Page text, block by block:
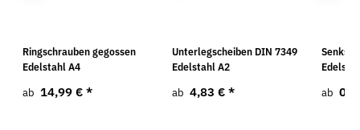
Ringschrauben gegossen
Edelstahl A4
ab 14,99 € *
Unterlegscheiben DIN 7349
Edelstahl A2
ab 4,83 € *
ab